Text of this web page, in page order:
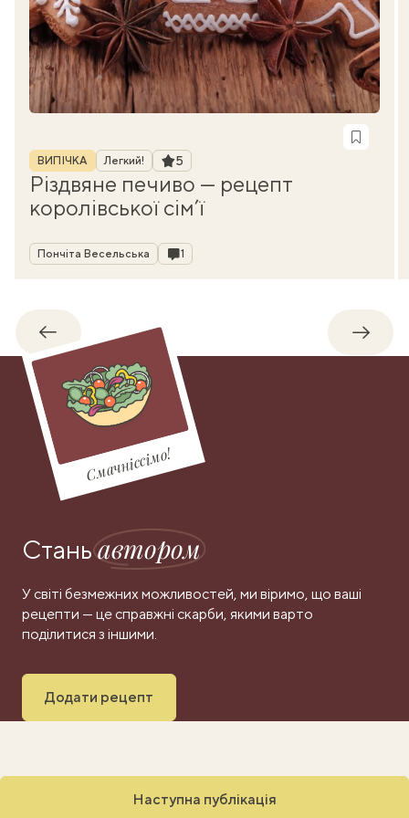
Рубрика
ВИПІЧКА Легкий! Рейтинг
5
Різдвяне печиво — рецепт
королівської сім’ї
Автор
Пончіта Весельська Коментарі
1
Назад
Смачніссімо!
Станьавтором
У світі безмежних можливостей, ми віримо, що ваші
рецепти — це справжні скарби, якими варто
поділитися з іншими.
Додати рецепт
Наступна публікація